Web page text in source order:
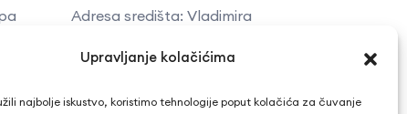
Upravljanje kolačićima
najbolje iskustvo, koristimo tehnologije poput kolačića za čuvanje
Adresa središta: Vladimira
Lokacija: Trg hrvatskih branitelja
15, Bjelovar